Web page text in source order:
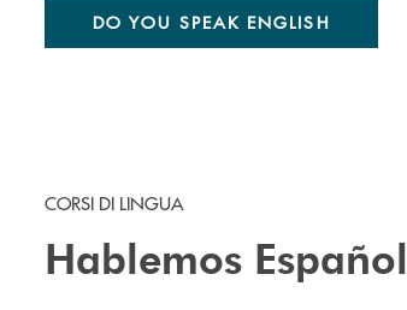
DO YOU SPEAK ENGLISH
CORSI DI LINGUA
Hablemos Español